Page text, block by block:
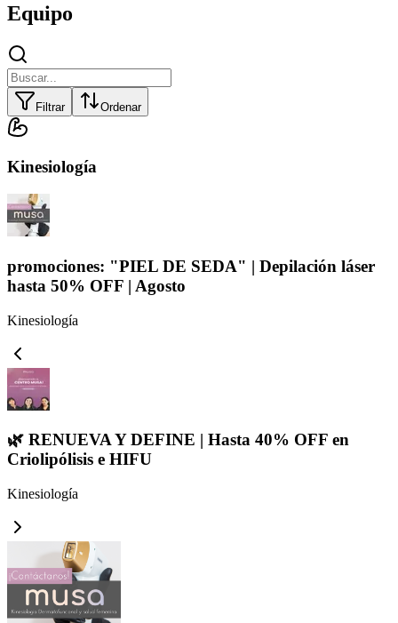
Equipo
Filtrar Ordenar
Kinesiología
promociones: "PIEL DE SEDA" | Depilación láser
hasta 50% OFF | Agosto
Kinesiología
🌿 RENUEVA Y DEFINE | Hasta 40% OFF en
Criolipólisis e HIFU
Kinesiología